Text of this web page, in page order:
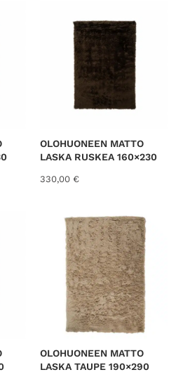
OLOHUONEEN MATTO
LASKA RUSKEA 160×230
330,00 €
OLOHUONEEN MATTO
LASKA TAUPE 190×290